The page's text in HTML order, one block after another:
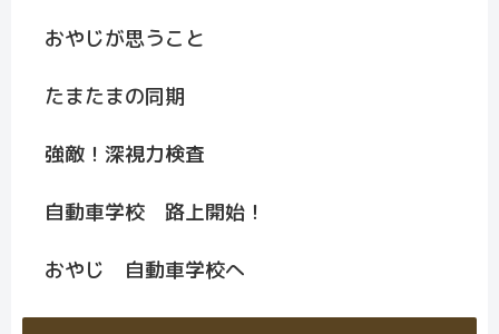
おやじが思うこと
たまたまの同期
強敵！深視力検査
自動車学校 路上開始！
おやじ 自動車学校へ